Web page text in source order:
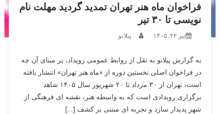
فراخوان ماه هنر تهران تمدید گردید مهلت نام
نویسی تا ۳۰ تیر
تیر ۲۲, ۱۴۰۵ پیلانو
به گزارش پیلانو به نقل از روابط عمومی رویداد، بر مبنای آن چه
در فراخوان اصلی نخستین دوره از «ماه هنر تهران» انتشار یافته
است، تهران از ۳۰ مرداد تا ۲۰ شهریور سال ۱۴۰۵ شاهد
برگزاری رویدادی است که به واسطه هنر، نقشه ای فرهنگی از
شهر پدیدار سازد و تجربه ای مبتنی بر کشف […]